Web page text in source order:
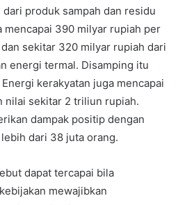
produk sampah dan residu
mencapai 390 milyar rupiah per
sekitar 320 milyar rupiah dari
energi termal. Disamping itu
kerakyatan juga mencapai
nilai sekitar 2 triliun rupiah.
dampak positip dengan
dari 38 juta orang.
dapat tercapai bila
mewajibkan